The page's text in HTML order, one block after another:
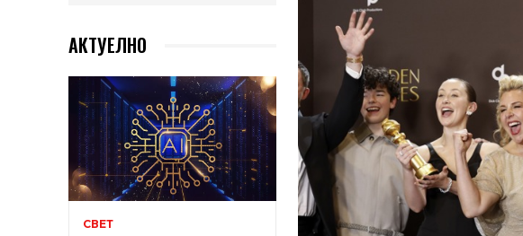
АКТУЕЛНО
СВЕТ